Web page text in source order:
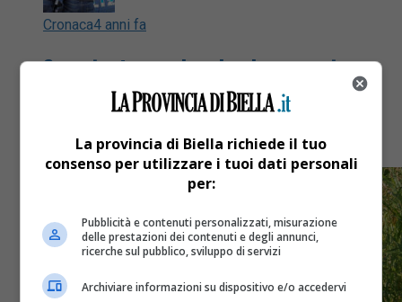
Cronaca4 anni fa
Sgominata una banda che spacciava
droga nei boschi lungo il Sesia
Sei persone arrestate
La provincia di Biella richiede il tuo
consenso per utilizzare i tuoi dati personali
per:
Pubblicità e contenuti personalizzati, misurazione
delle prestazioni dei contenuti e degli annunci,
ricerche sul pubblico, sviluppo di servizi
Archiviare informazioni su dispositivo e/o accedervi